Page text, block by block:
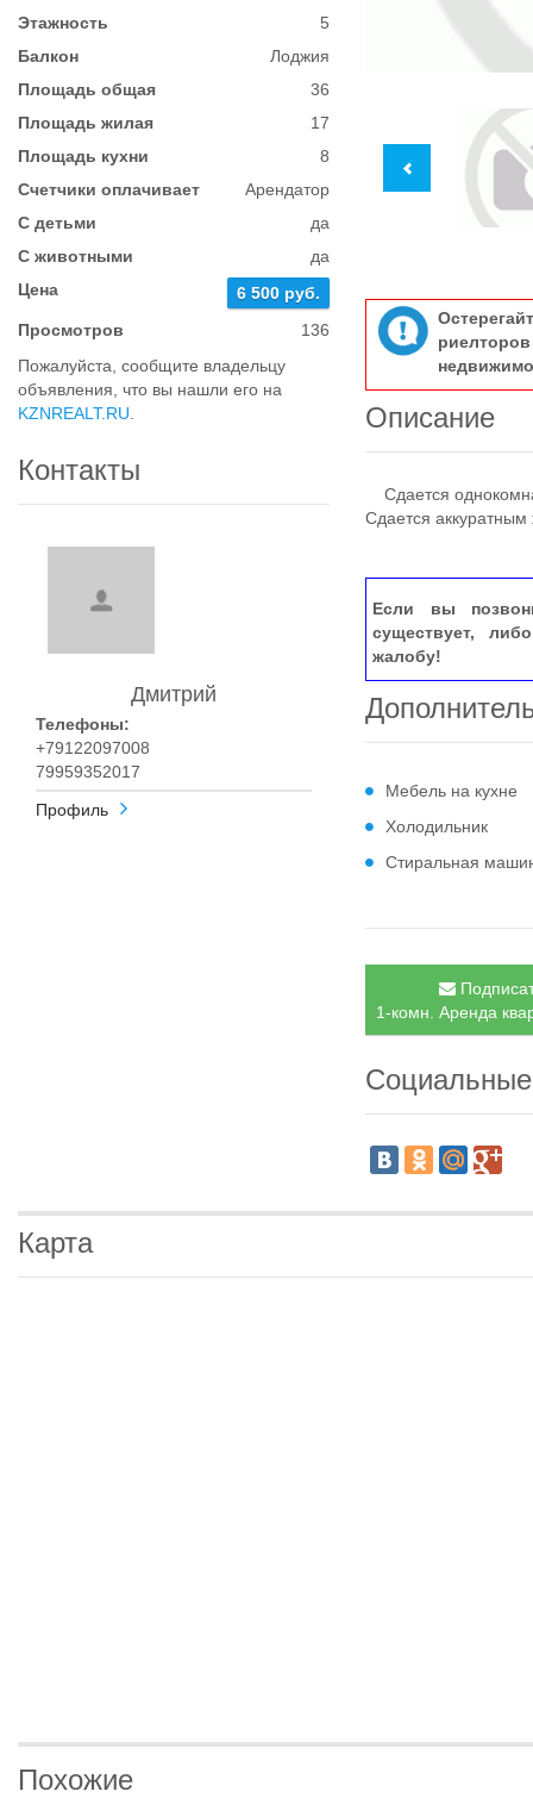
Этажность
5
Балкон
Лоджия
Площадь общая
36
Площадь жилая
17
Площадь кухни
8
Счетчики оплачивает
Арендатор
С детьми
да
С животными
да
Цена
6 500 руб.
Просмотров
136
Пожалуйста, сообщите владельцу
объявления, что вы нашли его на
KZNREALT.RU
Контакты
Дмитрий
Телефоны:
+79122097008
79959352017
Профиль
Описание
Сдается
Сдается
Если вы
существует,
жалобу!
Мебель на кухне
Холодильник
Стиральная
1-комн. Аренда
Карта
Похожие